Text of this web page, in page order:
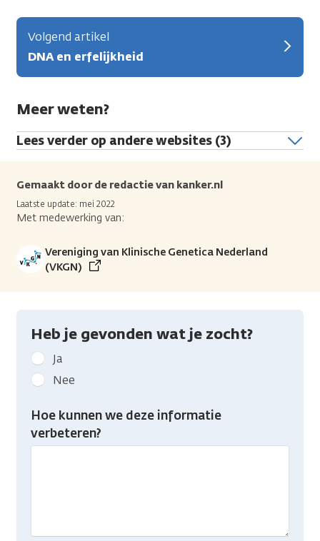
Volgend artikel
DNA en erfelijkheid
Meer weten?
Lees verder op andere websites (3)
Gemaakt door de redactie van kanker.nl
Laatste update: mei 2022
Met medewerking van:
Vereniging van Klinische Genetica Nederland
(VKGN)
Heb je gevonden wat je zocht?
Geef
kanker.nl
feedback:
Heb
gevonden
Ja
Nee
Hoe kunnen we deze informatie
verbeteren?